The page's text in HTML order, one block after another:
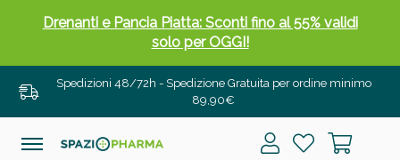
Spedizioni 48/72h - Spedizione Gratuita per ordine minimo
89,90€
Drenanti e Pancia Piatta: Sconti fino al 55% validi
solo per OGGI!